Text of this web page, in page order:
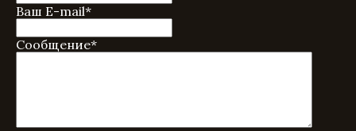
Ваш E-mail*
Сообщение*